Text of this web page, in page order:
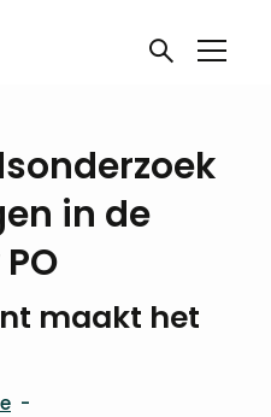
in de
maakt het
-